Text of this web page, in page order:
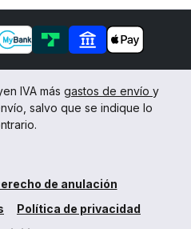
IVA más gastos de envío y
salvo que se indique lo
de anulación
Política de privacidad